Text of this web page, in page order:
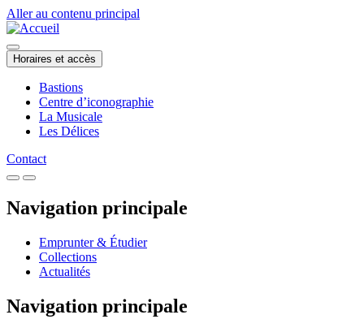
Aller au contenu principal
Horaires et accès
Bastions
Centre d’iconographie
La Musicale
Les Délices
Contact
Navigation principale
Emprunter & Étudier
Collections
Actualités
Navigation principale